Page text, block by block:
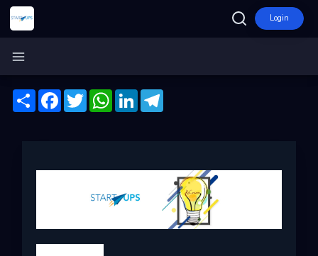
Login
Ecosistema
Finalistas
CompartirFacebook
TwitterWhatsApp
LinkedIn